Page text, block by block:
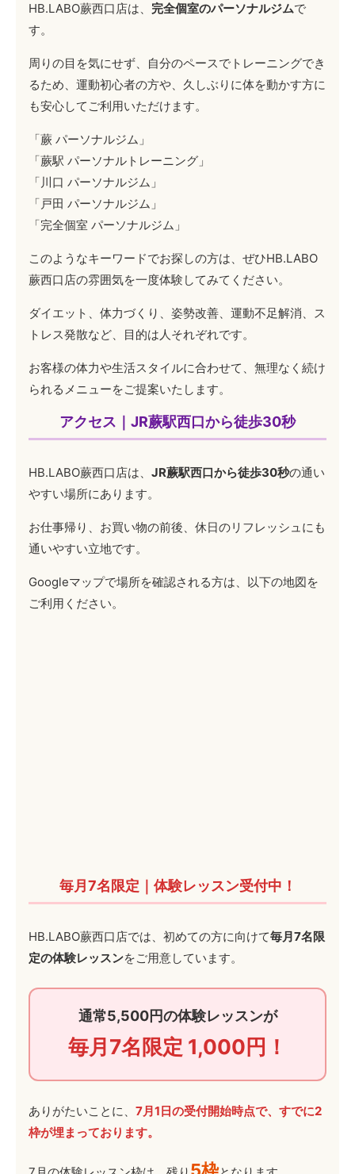
HB.LABO蕨西口店は、 完全個室のパーソナルジムで
す。
周りの目を気にせず、自分のペースでトレーニングでき
るため、運動初心者の方や、久しぶりに体を動かす方に
も安心してご利用いただけます。
「蕨 パーソナルジム」
「蕨駅 パーソナルトレーニング」
「川口 パーソナルジム」
「戸田 パーソナルジム」
「完全個室 パーソナルジム」
このようなキーワードでお探しの方は、ぜひHB.LABO
蕨西口店の雰囲気を一度体験してみてください。
ダイエット、体力づくり、姿勢改善、運動不足解消、ス
トレス発散など、目的は人それぞれです。
お客様の体力や生活スタイルに合わせて、無理なく続け
られるメニューをご提案いたします。
アクセス｜JR蕨駅西口から徒歩30秒
HB.LABO蕨西口店は、JR蕨駅西口から徒歩30秒の通い
やすい場所にあります。
お仕事帰り、お買い物の前後、休日のリフレッシュにも
通いやすい立地です。
Googleマップで場所を確認される方は、以下の地図を
ご利用ください。
毎月7名限定｜体験レッスン受付中！
HB.LABO蕨西口店では、初めての方に向けて毎月7名限
定の体験レッスンをご用意しています。
通常5,500円の体験レッスンが
毎月7名限定 1,000円！
ありがたいことに、7月1日の受付開始時点で、すでに2
枠が埋まっております。